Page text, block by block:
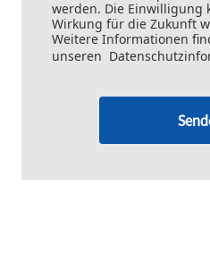
werden. Die Einwilligung
Wirkung für die Zukunft
Weitere Informationen
unseren